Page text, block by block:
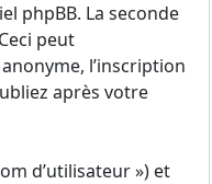
phpBB. La seconde
peut
l’inscription
après votre
d’utilisateur ») et